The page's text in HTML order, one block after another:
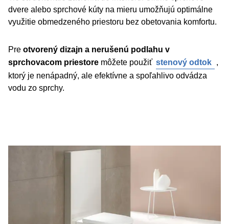
dvere alebo sprchové kúty na mieru umožňujú optimálne
využitie obmedzeného priestoru bez obetovania komfortu.
Pre otvorený dizajn a nerušenú podlahu v
sprchovacom priestore môžete použiť stenový odtok ,
ktorý je nenápadný, ale efektívne a spoľahlivo odvádza
vodu zo sprchy.